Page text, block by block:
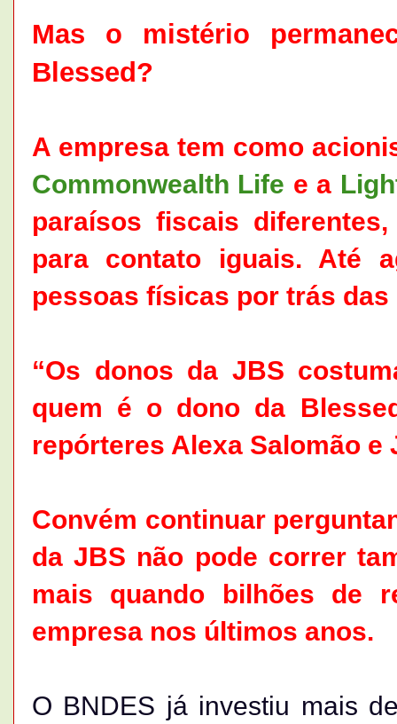
Mas o mistério
Blessed?
A empresa tem como
Commonwealth Life e a
paraísos fiscais
para contato iguais. Até
pessoas físicas por trás
“Os donos da JBS
quem é o dono da
repórteres Alexa Salomão e
Convém continuar
da JBS não pode correr
mais quando bilhões de
empresa nos últimos anos.
O BNDES já investiu mais